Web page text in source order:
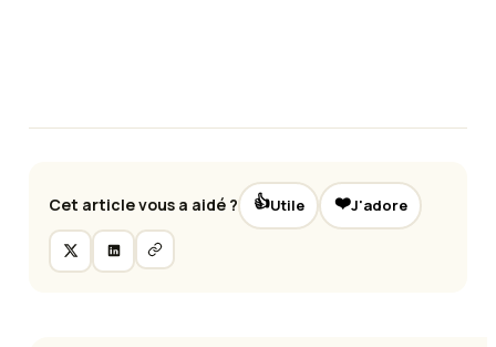
Cet article vous a aidé ? 👍Utile ❤️J'adore